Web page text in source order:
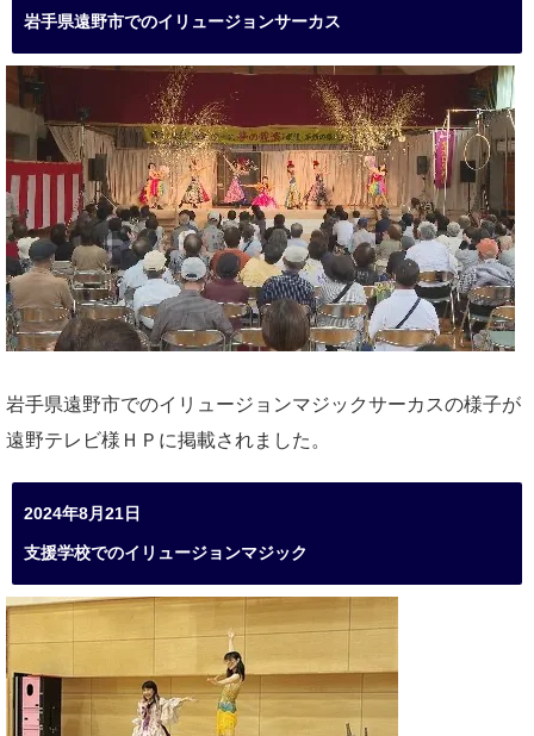
岩手県遠野市でのイリュージョンサーカス
岩手県遠野市でのイリュージョンマジックサーカスの様子が
遠野テレビ様ＨＰに掲載されました。
2024年8月21日
支援学校でのイリュージョンマジック